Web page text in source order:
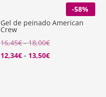
-58%
Gel de peinado American
Crew
16,45€ - 18,00€Rango
de
12,34€ - 13,50€Rango